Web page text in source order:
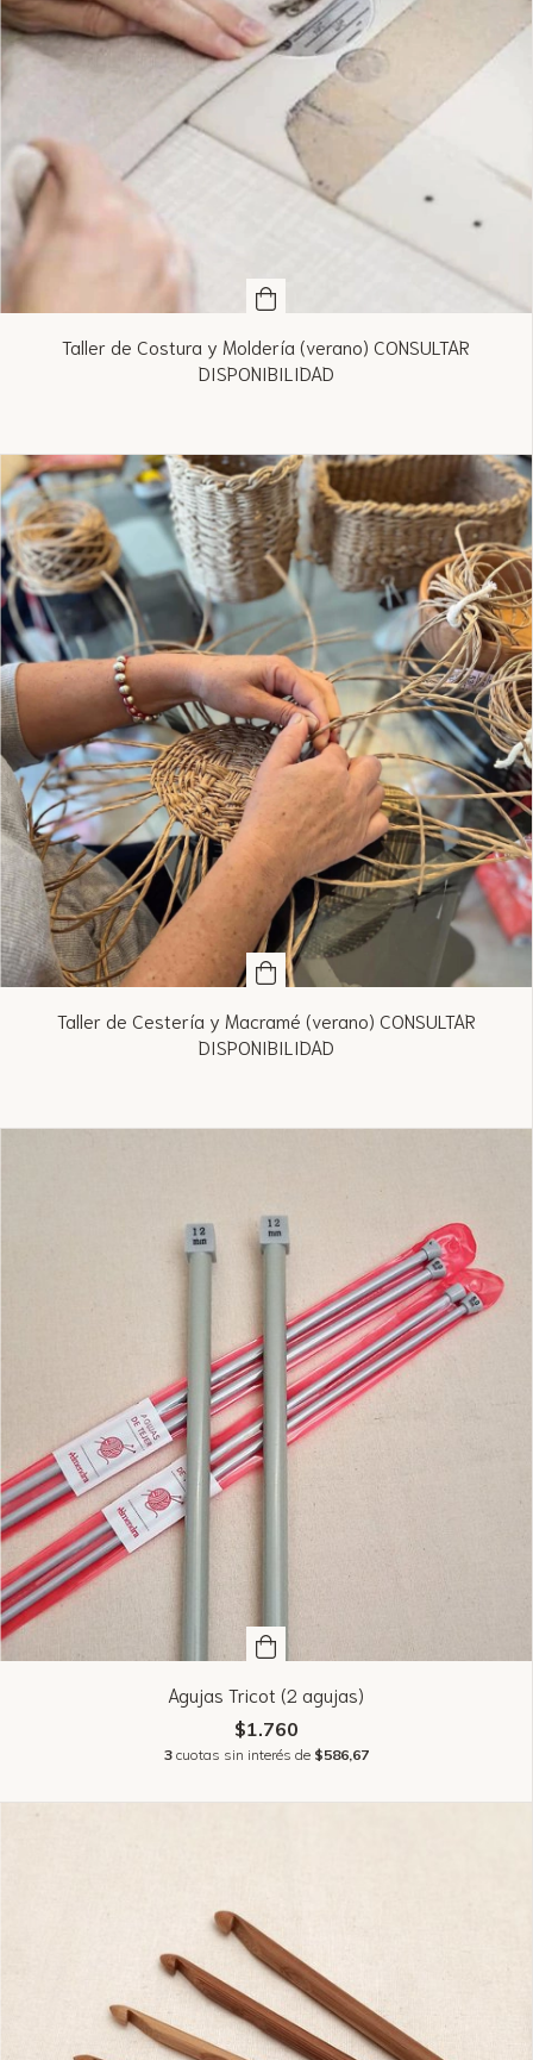
Taller de Costura y Moldería (verano) CONSULTAR
DISPONIBILIDAD
Taller de Cestería y Macramé (verano) CONSULTAR
DISPONIBILIDAD
Agujas Tricot (2 agujas)
$1.760
3 cuotas sin interés de $586,67